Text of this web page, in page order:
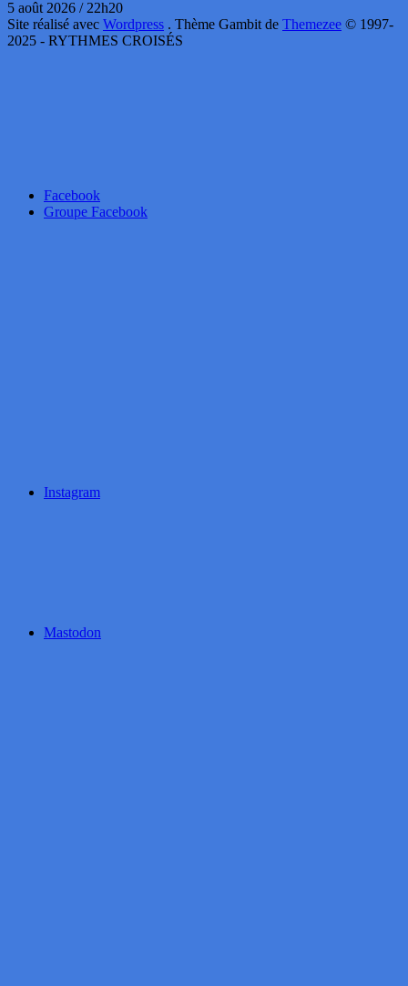
5 août 2026 / 22h20
Site réalisé avec Wordpress . Thème Gambit de Themezee © 1997-
2025 - RYTHMES CROISÉS
Facebook
Groupe Facebook
Instagram
Mastodon